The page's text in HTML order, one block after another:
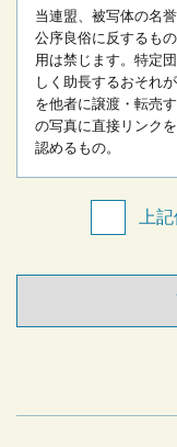
当連盟、被写体の名
公序良俗に反するも
用は禁じます。 特定
しく助長するおそれ
を他者に譲渡・転売
の写真に直接リンクを
認めるもの。
上記